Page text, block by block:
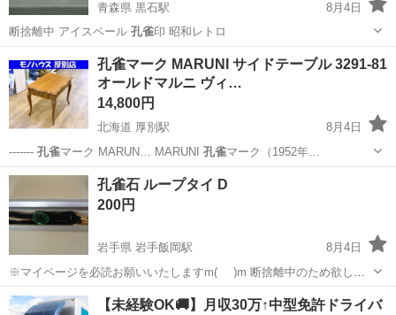
青森県 黒石駅
8月4日
断捨離中 アイスペール 孔雀印 昭和レトロ
黒石市 黒石駅 その他
孔雀マーク MARUNI サイドテーブル 3291-81
オールドマルニ ヴィ…
14,800円
北海道 厚別駅
8月4日
------- 孔雀 マーク MARUN… MARUNI 孔雀マーク（1952年…
北海道 札幌市 厚別駅 テーブル
孔雀石 ループタイ D
200円
岩手県 岩手飯岡駅
8月4日
※マイページを必読お願いいたしますm(_ _)m 断捨離中のため欲しい
方にお譲りします。 よろしくお願いします(^-^) その他にも色々出品し
ています、 おまとめ大歓迎です！
岩手 盛岡市 岩手飯岡駅 小物
【未経験OK🚚】月収30万↑中型免許ドライバ